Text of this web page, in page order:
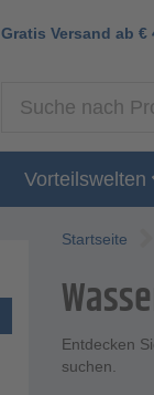
Gratis Versand ab €
Vorteilswelten
Startseite
Entdecken
suchen.